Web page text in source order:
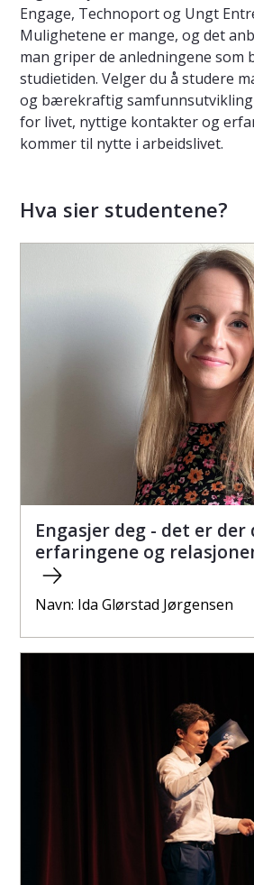
Engage, Technoport og Ungt
Mulighetene er mange, og det
man griper de anledningene som
studietiden. Velger du å studere
og bærekraftig samfunnsutvikling
for livet, nyttige kontakter og
kommer til nytte i arbeidslivet.
Hva sier studentene?
Engasjer deg - det er der
erfaringene og
Navn: Ida Glørstad Jørgensen